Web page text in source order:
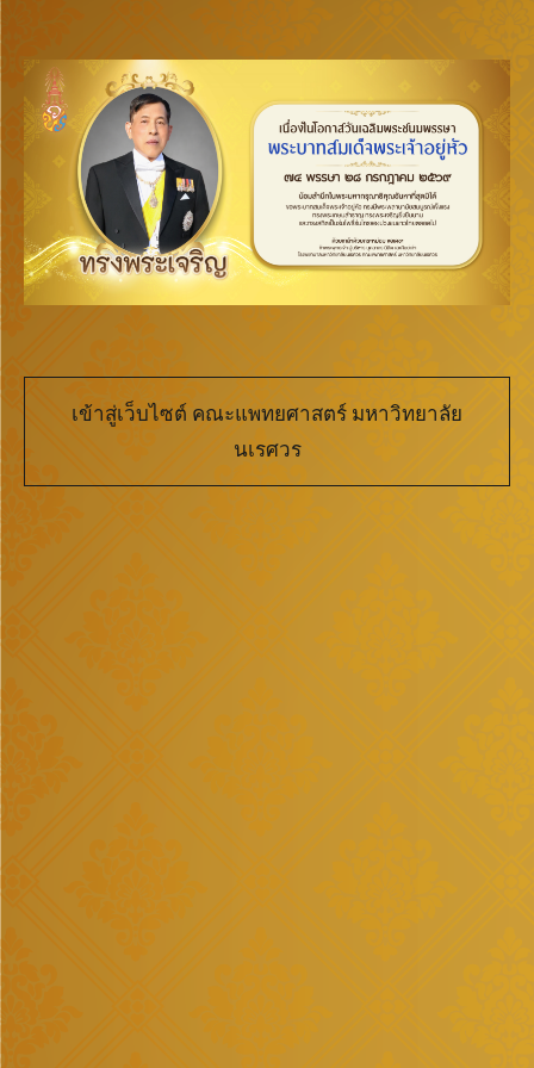
เข้าสู่เว็บไซต์ คณะแพทยศาสตร์ มหาวิทยาลัย
นเรศวร